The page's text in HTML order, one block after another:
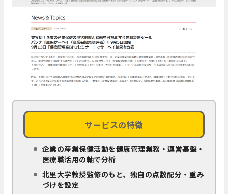
サービスの特徴
企業の産業保健活動を健康管理業務・運営基盤・
医療職活用の軸で分析
北里大学教授監修のもと、独自の点数配分・重み
づけを設定